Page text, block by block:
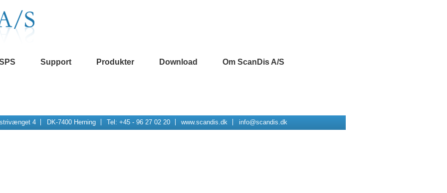
Support Produkter Download Om ScanDis A/S
4 DK-7400 Herning Tel: +45 - 96 27 02 20 www.scandis.dk info@scandis.dk